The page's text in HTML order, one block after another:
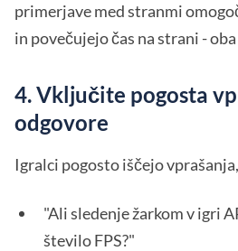
primerjave med stranmi
in povečujejo čas na strani -
4. Vključite pogosta
odgovore
Igralci pogosto iščejo
"Ali sledenje žarkom v igri
število FPS?"